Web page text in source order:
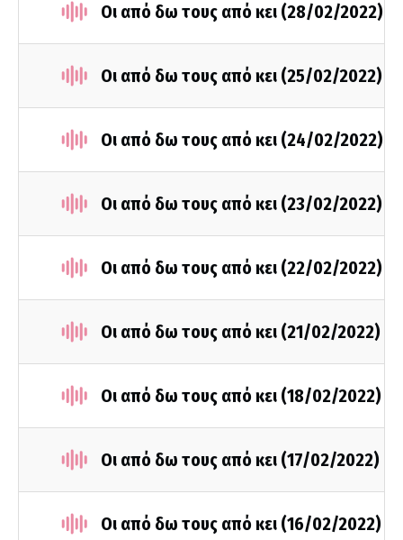
Οι από δω τους από κει (28/02/2022)
Οι από δω τους από κει (25/02/2022)
Οι από δω τους από κει (24/02/2022)
Οι από δω τους από κει (23/02/2022)
Οι από δω τους από κει (22/02/2022)
Οι από δω τους από κει (21/02/2022)
Οι από δω τους από κει (18/02/2022)
Οι από δω τους από κει (17/02/2022)
Οι από δω τους από κει (16/02/2022)